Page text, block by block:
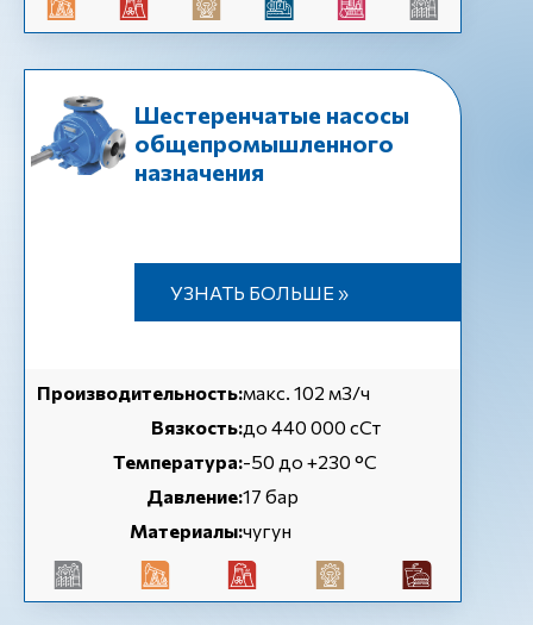
Шестеренчатые насосы
общепромышленного
назначения
УЗНАТЬ БОЛЬШЕ »
Производительность:макс. 102 м3/ч
Вязкость:до 440 000 сСт
Температура:-50 до +230 °C
Давление:17 бар
Материалы:чугун